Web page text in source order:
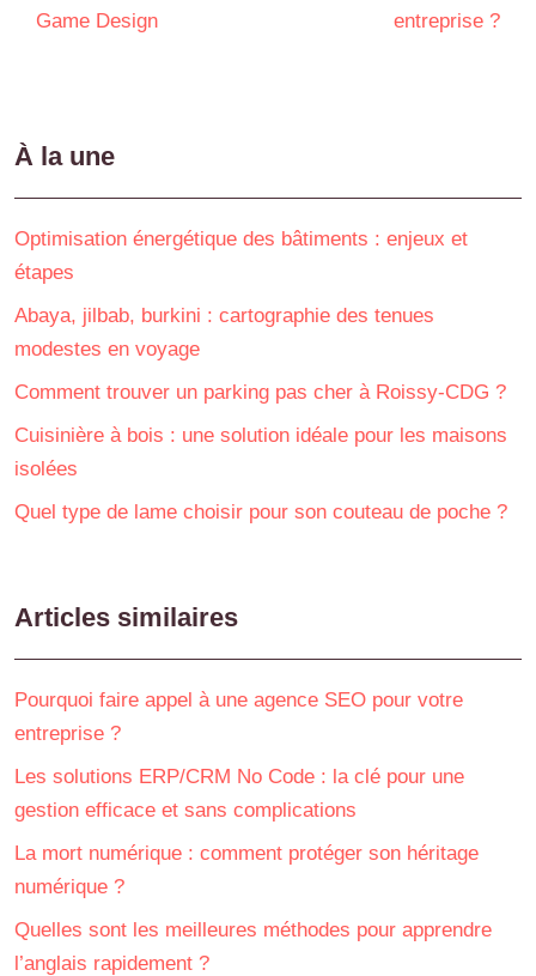
Game Design
entreprise ?
À la une
Optimisation énergétique des bâtiments : enjeux et
étapes
Abaya, jilbab, burkini : cartographie des tenues
modestes en voyage
Comment trouver un parking pas cher à Roissy-CDG ?
Cuisinière à bois : une solution idéale pour les maisons
isolées
Quel type de lame choisir pour son couteau de poche ?
Articles similaires
Pourquoi faire appel à une agence SEO pour votre
entreprise ?
Les solutions ERP/CRM No Code : la clé pour une
gestion efficace et sans complications
La mort numérique : comment protéger son héritage
numérique ?
Quelles sont les meilleures méthodes pour apprendre
l’anglais rapidement ?